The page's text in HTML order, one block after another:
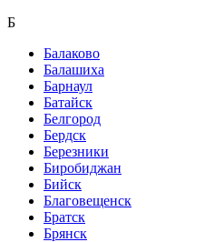
Б
Балаково
Балашиха
Барнаул
Батайск
Белгород
Бердск
Березники
Биробиджан
Бийск
Благовещенск
Братск
Брянск